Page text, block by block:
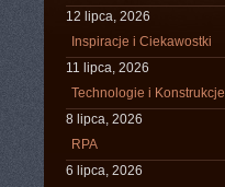
12 lipca, 2026
Inspiracje i Ciekawostki
11 lipca, 2026
Technologie i Konstrukcje
8 lipca, 2026
RPA
6 lipca, 2026